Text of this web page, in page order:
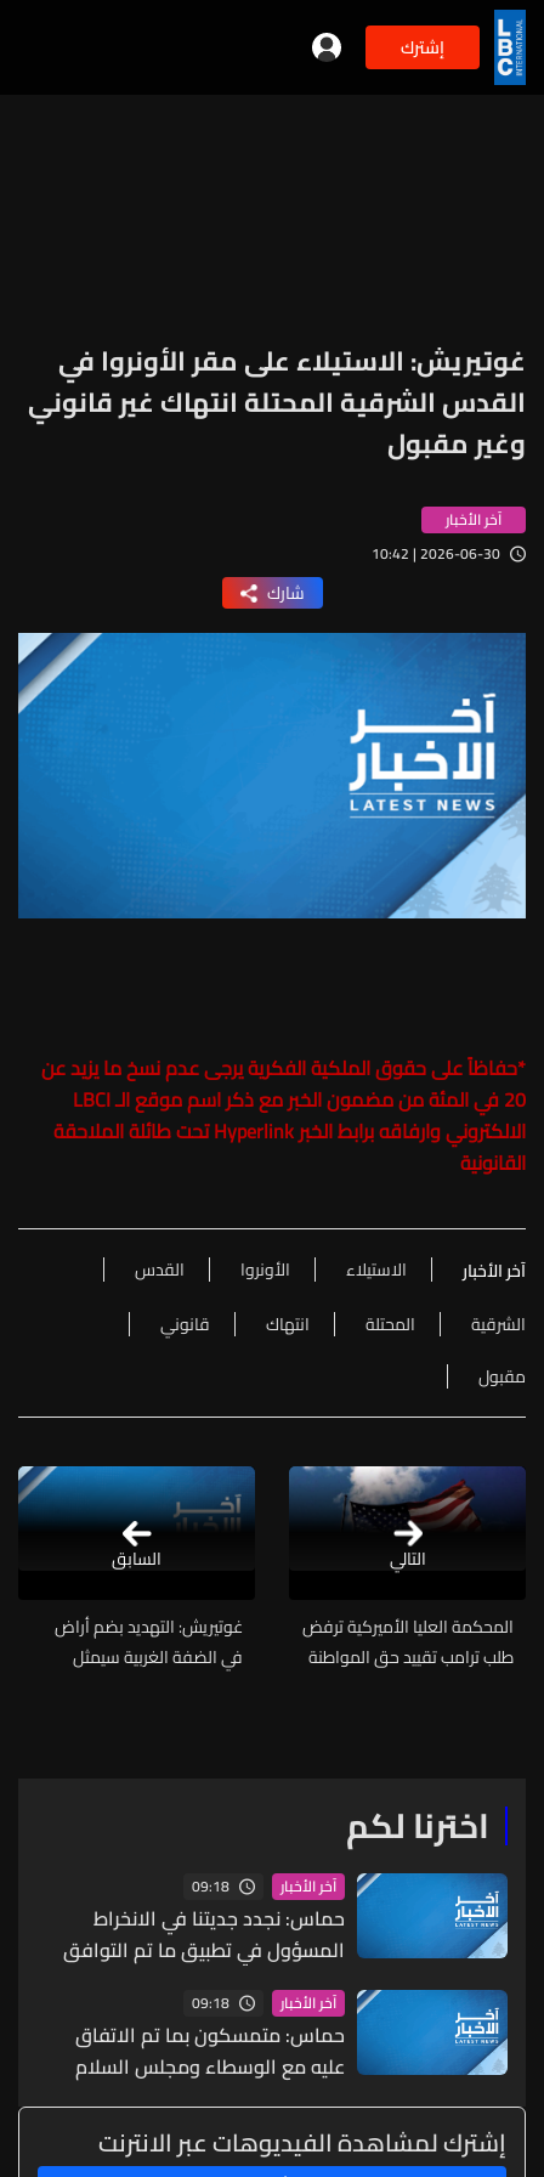
إشترك
غوتيريش: الاستيلاء على مقر الأونروا في
القدس الشرقية المحتلة انتهاك غير قانوني
وغير مقبول
آخر الأخبار
2026-06-30 | 10:42
شارك
*حفاظاً على حقوق الملكية الفكرية يرجى عدم نسخ ما يزيد عن
20 في المئة من مضمون الخبر مع ذكر اسم موقع الـ LBCI
الالكتروني وارفاقه برابط الخبر Hyperlink تحت طائلة الملاحقة
القانونية
آخر الأخبار الاستيلاء الأونروا
القدس
الشرقية
المحتلة انتهاك
قانوني
مقبول
التالي
المحكمة العليا الأميركية ترفض
طلب ترامب تقييد حق المواطنة
غوتيريش: التهديد بضم أراض
في الضفة الغربية سيمثل
السابق
اخترنا لكم
آخر الأخبار 09:18
حماس: نجدد جديتنا في الانخراط
المسؤول في تطبيق ما تم التوافق
زمني لتنفيذها
آخر الأخبار 09:18
حماس: متمسكون بما تم الاتفاق
عليه مع الوسطاء ومجلس السلام
بشأن خارطة الطريق لاستكمال تنفيذ
المرحلة 2
إشترك لمشاهدة الفيديوهات عبر الانترنت